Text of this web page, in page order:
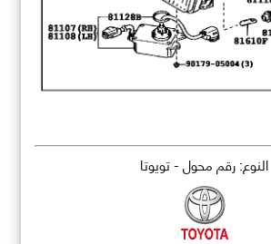
النوع: رقم محول - تويوتا